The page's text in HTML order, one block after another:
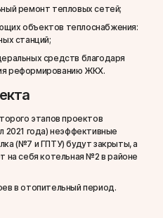
ремонт тепловых сетей;
объектов теплоснабжения:
станций;
средств благодаря
реформированию ЖКХ.
этапов проектов
2021 года) неэффективные
(№7 и ГПТУ) будут закрыты, а
на себя котельная №2 в районе
в отопительный период.